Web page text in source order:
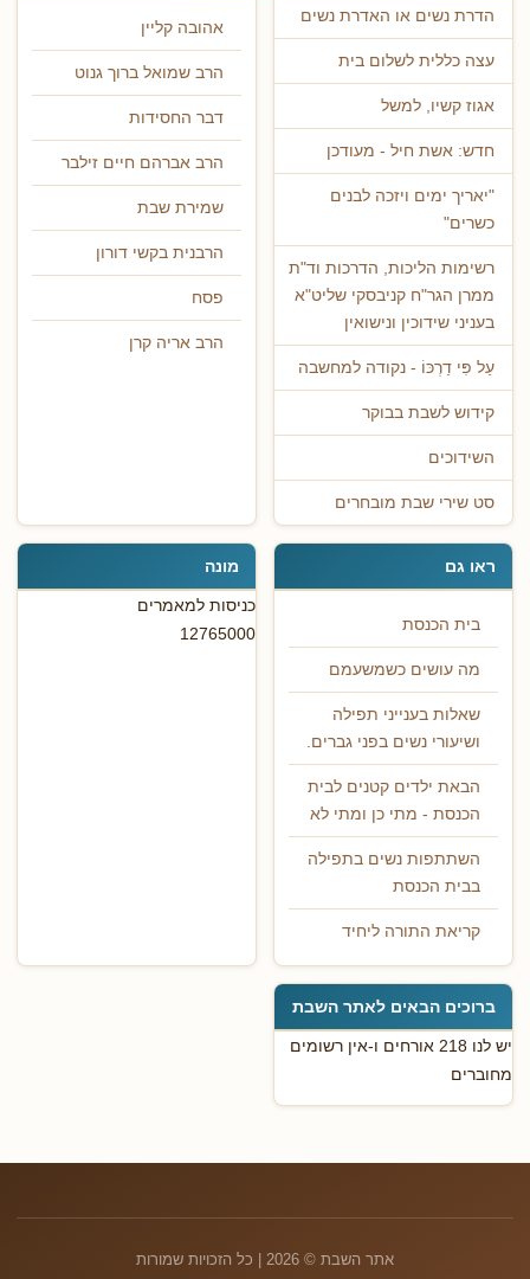
הדרת נשים או האדרת נשים
עצה כללית לשלום בית
אגוז קשיו, למשל
חדש: אשת חיל - מעודכן
"יאריך ימים ויזכה לבנים
כשרים"
רשימות הליכות, הדרכות וד"ת
ממרן הגר"ח קניבסקי שליט"א
בעניני שידוכין ונישואין
עַל פִּי דַרְכּוֹ - נקודה למחשבה
קידוש לשבת בבוקר
השידוכים
סט שירי שבת מובחרים
אהובה קליין
הרב שמואל ברוך גנוט
דבר החסידות
הרב אברהם חיים זילבר
שמירת שבת
הרבנית בקשי דורון
פסח
הרב אריה קרן
ראו גם
בית הכנסת
מה עושים כשמשעמם
שאלות בענייני תפילה
ושיעורי נשים בפני גברים.
הבאת ילדים קטנים לבית
הכנסת - מתי כן ומתי לא
השתתפות נשים בתפילה
בבית הכנסת
קריאת התורה ליחיד
מונה
כניסות למאמרים
12765000
ברוכים הבאים לאתר השבת
יש לנו 218 אורחים ו-אין רשומים
מחוברים
אתר השבת © 2026 | כל הזכויות שמורות